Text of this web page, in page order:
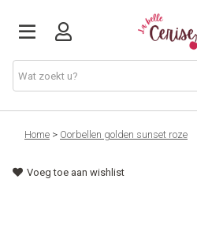
Just arrived
Juwelen & Accessoires
Home > Oorbellen golden sunset roze
Voeg toe aan wishlist